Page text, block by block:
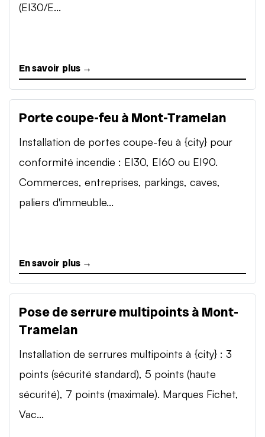
(EI30/E...
En savoir plus →
Porte coupe-feu à Mont-Tramelan
Installation de portes coupe-feu à {city} pour
conformité incendie : EI30, EI60 ou EI90.
Commerces, entreprises, parkings, caves,
paliers d'immeuble...
En savoir plus →
Pose de serrure multipoints à Mont-
Tramelan
Installation de serrures multipoints à {city} : 3
points (sécurité standard), 5 points (haute
sécurité), 7 points (maximale). Marques Fichet,
Vac...